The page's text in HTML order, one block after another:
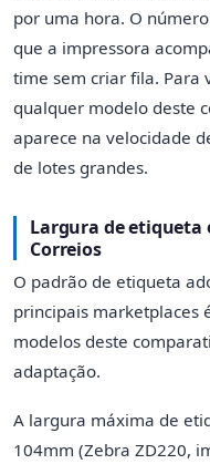
por uma hora. O
que a impressora
time sem criar fila. Para
qualquer modelo deste
aparece na velocidade
de lotes grandes.
Largura de etiqueta
Correios
O padrão de etiqueta
principais marketplaces
modelos deste
adaptação.
A largura máxima de
104mm (Zebra ZD220,